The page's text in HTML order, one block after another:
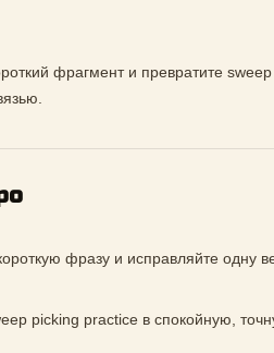
фрагмент и превратите
фразу и исправляйте одну
picking practice в спокойную,